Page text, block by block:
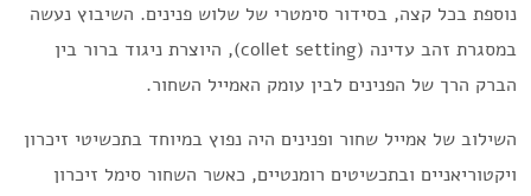
נוספת בכל קצה, בסידור סימטרי של שלוש פנינים. השיבוץ נעשה
במסגרת זהב עדינה (collet setting), היוצרת ניגוד ברור בין
הברק הרך של הפנינים לבין עומק האמייל השחור.
השילוב של אמייל שחור ופנינים היה נפוץ במיוחד בתכשיטי זיכרון
ויקטוריאניים ובתכשיטים רומנטיים, כאשר השחור סימל זיכרון